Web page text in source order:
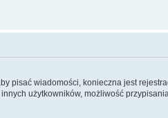
pisać wiadomości, konieczna jest
użytkowników, możliwość